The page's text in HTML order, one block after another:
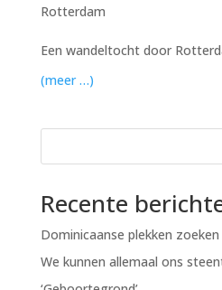
Rotterdam
Een wandeltocht door
(meer …)
Recente
Dominicaanse plekken
We kunnen allemaal ons